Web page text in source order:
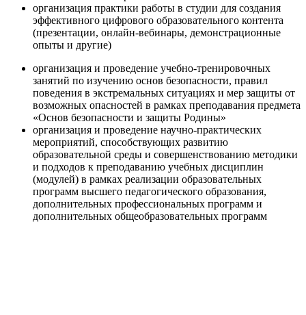
организация практики работы в студии для создания
эффективного цифрового образовательного контента
(презентации, онлайн-вебинары, демонстрационные
опыты и другие)
организация и проведение учебно-тренировочных
занятий по изучению основ безопасности, правил
поведения в экстремальных ситуациях и мер защиты от
возможных опасностей в рамках преподавания предмета
«Основ безопасности и защиты Родины»
организация и проведение научно-практических
мероприятий, способствующих развитию
образовательной среды и совершенствованию методики
и подходов к преподаванию учебных дисциплин
(модулей) в рамках реализации образовательных
программ высшего педагогического образования,
дополнительных профессиональных программ и
дополнительных общеобразовательных программ